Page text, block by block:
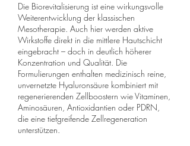
Die Biorevitalisierung ist eine wirkungsvolle
Weiterentwicklung der klassischen
Mesotherapie. Auch hier werden aktive
Wirkstoffe direkt in die mittlere Hautschicht
eingebracht – doch in deutlich höherer
Konzentration und Qualität. Die
Formulierungen enthalten medizinisch reine,
unvernetzte Hyaluronsäure kombiniert mit
regenerierenden Zellboostern wie Vitaminen,
Aminosäuren, Antioxidantien oder PDRN,
die eine tiefgreifende Zellregeneration
unterstützen.